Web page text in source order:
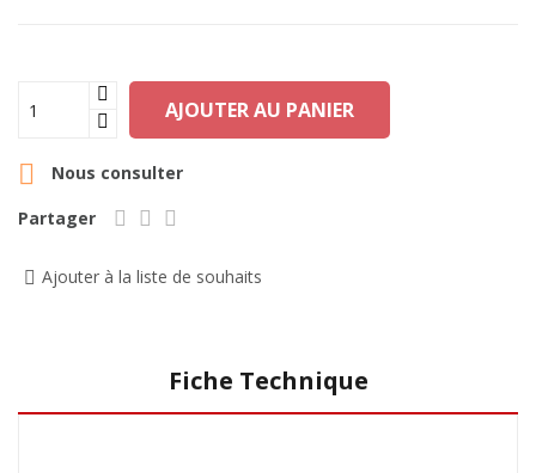
AJOUTER AU PANIER
 Nous consulter
Partager
Ajouter à la liste de souhaits
Fiche Technique